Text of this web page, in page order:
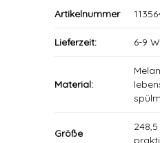
Artikelnummer
Lieferzeit: 6-9
Material:
Größe